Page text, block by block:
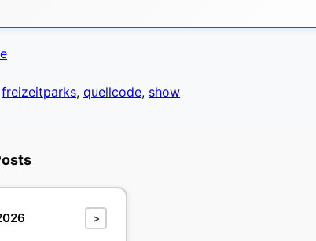
freizeitparks, quellcode, show
>